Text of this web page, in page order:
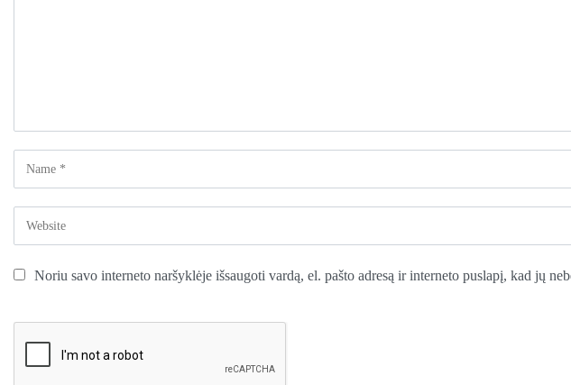
Noriu savo interneto naršyklėje išsaugoti vardą, el. pašto adresą ir interneto puslapį, kad jų